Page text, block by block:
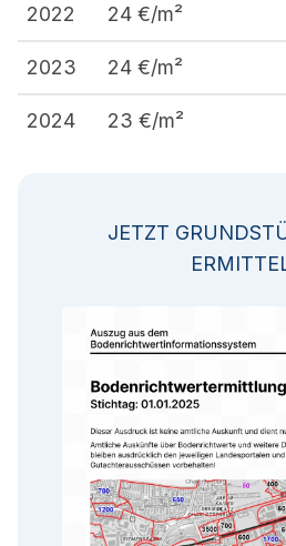
2022 24 €/m²
2023 24 €/m²
2024 23 €/m²
JETZT